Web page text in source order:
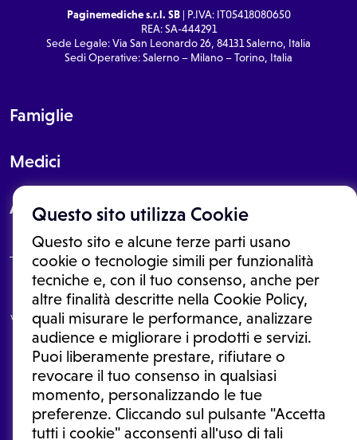
Questo sito utilizza Cookie
Questo sito e alcune terze parti usano
cookie o tecnologie simili per funzionalità
tecniche e, con il tuo consenso, anche per
altre finalità descritte nella Cookie Policy,
quali misurare le performance, analizzare
audience e migliorare i prodotti e servizi.
Puoi liberamente prestare, rifiutare o
revocare il tuo consenso in qualsiasi
momento, personalizzando le tue
preferenze. Cliccando sul pulsante "Accetta
tutti i cookie" acconsenti all'uso di tali
Paginemediche s.r.l. SB| P.IVA: IT05418080650
REA: SA-444291
Sede Legale: Via San Leonardo 26, 84131 Salerno, Italia
Sedi Operative: Salerno – Milano – Torino, Italia
Famiglie
Medici
About
Le informazioni proposte in questo sito non sono un consulto medico.
In nessun caso, queste informazioni sostituiscono un consulto, una
visita o una diagnosi formulata dal medico. Non si devono considerare
le informazioni disponibili come suggerimenti per la formulazione di
una diagnosi, la determinazione di un trattamento o l'assunzione o
sospensione di un farmaco senza prima consultare un medico di
medicina generale o uno specialista.
Condizioni di utilizzo|Privacy Policy |Gestione cookie
Ⓒ 2026 | Tutti i diritti riservati.